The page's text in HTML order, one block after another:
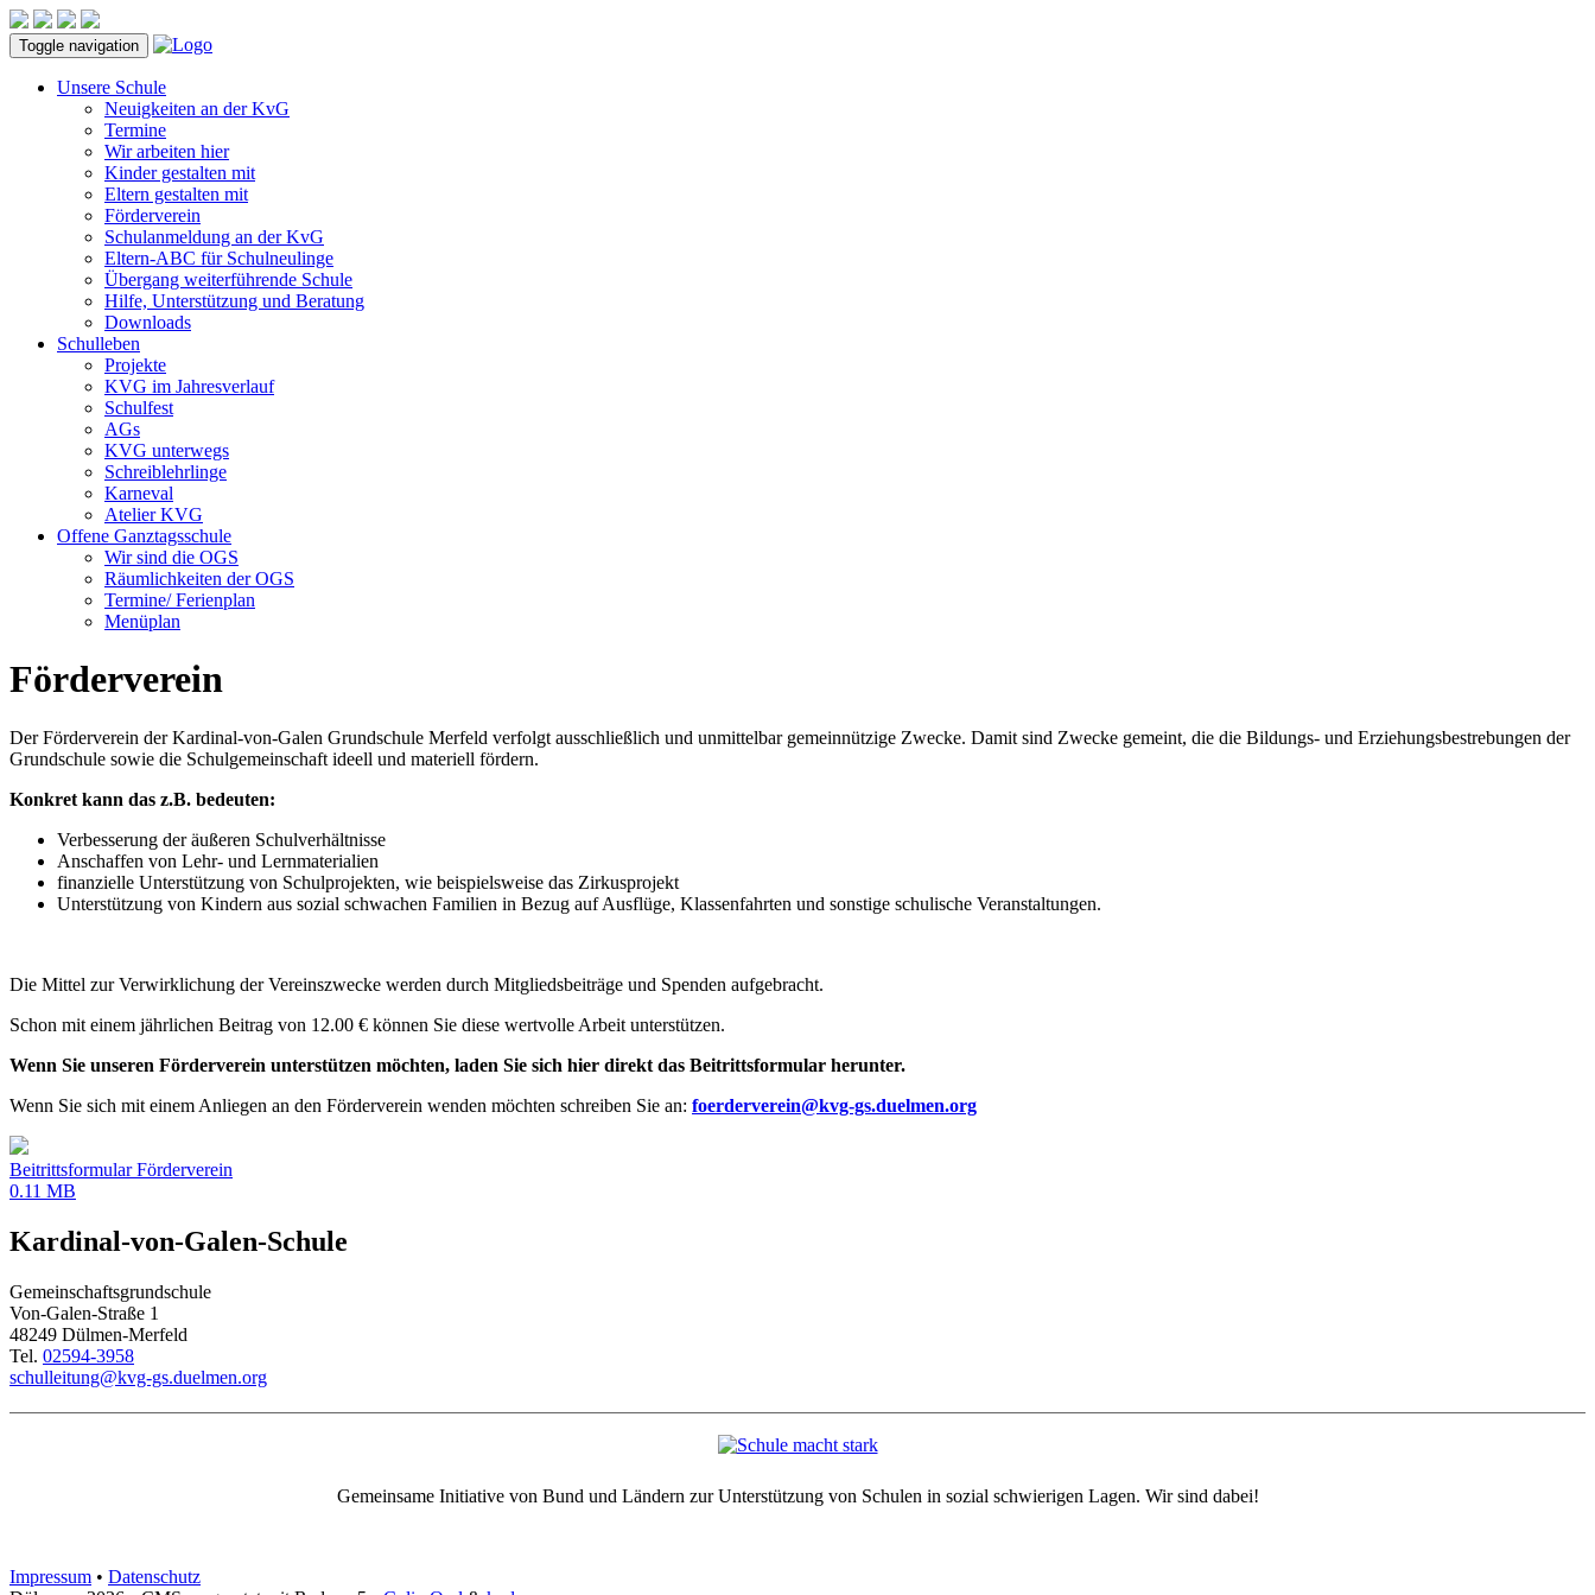
Toggle navigation
Unsere Schule
Neuigkeiten an der KvG
Termine
Wir arbeiten hier
Kinder gestalten mit
Eltern gestalten mit
Förderverein
Schulanmeldung an der KvG
Eltern-ABC für Schulneulinge
Übergang weiterführende Schule
Hilfe, Unterstützung und Beratung
Downloads
Schulleben
Projekte
KVG im Jahresverlauf
Schulfest
AGs
KVG unterwegs
Schreiblehrlinge
Karneval
Atelier KVG
Offene Ganztagsschule
Wir sind die OGS
Räumlichkeiten der OGS
Termine/ Ferienplan
Menüplan
Förderverein
Der Förderverein der Kardinal-von-Galen Grundschule Merfeld verfolgt ausschließlich und unmittelbar gemeinnützige Zwecke. Damit sind Zwecke gemeint, die die Bildungs- und Erziehungsbestrebungen der
Grundschule sowie die Schulgemeinschaft ideell und materiell fördern.
Konkret kann das z.B. bedeuten:
Verbesserung der äußeren Schulverhältnisse
Anschaffen von Lehr- und Lernmaterialien
finanzielle Unterstützung von Schulprojekten, wie beispielsweise das Zirkusprojekt
Unterstützung von Kindern aus sozial schwachen Familien in Bezug auf Ausflüge, Klassenfahrten und sonstige schulische Veranstaltungen.
Die Mittel zur Verwirklichung der Vereinszwecke werden durch Mitgliedsbeiträge und Spenden aufgebracht.
Schon mit einem jährlichen Beitrag von 12.00 € können Sie diese wertvolle Arbeit unterstützen.
Wenn Sie unseren Förderverein unterstützen möchten, laden Sie sich hier direkt das Beitrittsformular herunter.
Wenn Sie sich mit einem Anliegen an den Förderverein wenden möchten schreiben Sie an: foerderverein@kvg-gs.duelmen.org
Beitrittsformular Förderverein
0.11 MB
Kardinal-von-Galen-Schule
Gemeinschaftsgrundschule
Von-Galen-Straße 1
48249 Dülmen-Merfeld
Tel. 02594-3958
schulleitung@kvg-gs.duelmen.org
Gemeinsame Initiative von Bund und Ländern zur Unterstützung von Schulen in sozial schwierigen Lagen. Wir sind dabei!
Impressum • Datenschutz